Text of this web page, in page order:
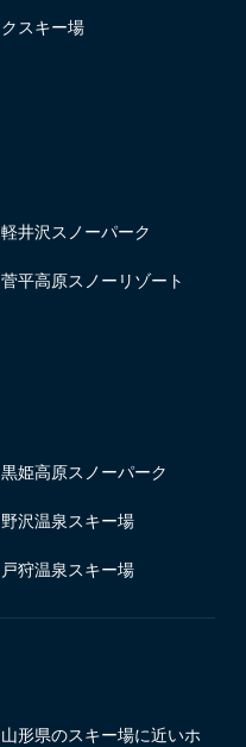
クスキー場
軽井沢スノーパーク
菅平高原スノーリゾート
黒姫高原スノーパーク
野沢温泉スキー場
戸狩温泉スキー場
山形県のスキー場に近いホ